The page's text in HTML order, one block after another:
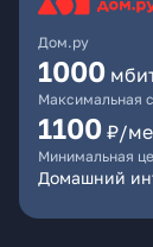
Дом.ру
1000
Максимальная
1100 ₽/
Минимальная
Домашний